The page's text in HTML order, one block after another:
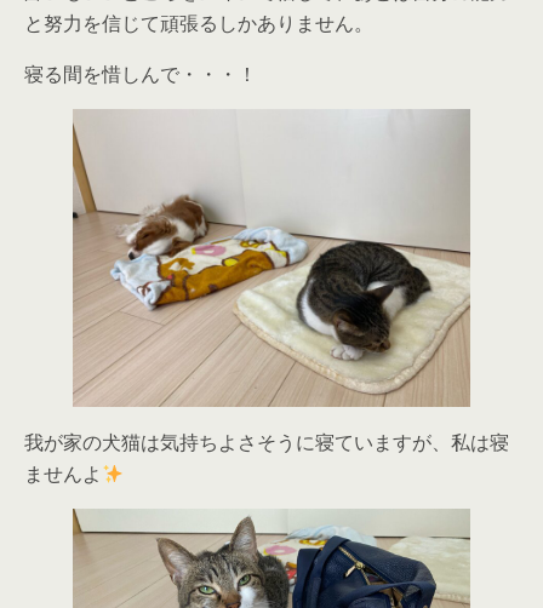
と努力を信じて頑張るしかありません。
寝る間を惜しんで・・・！
我が家の犬猫は気持ちよさそうに寝ていますが、私は寝
ませんよ